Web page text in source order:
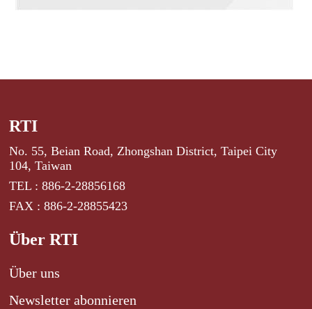
RTI
No. 55, Beian Road, Zhongshan District, Taipei City
104, Taiwan
TEL : 886-2-28856168
FAX : 886-2-28855423
Über RTI
Über uns
Newsletter abonnieren